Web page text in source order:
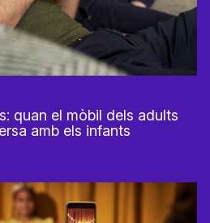
quan el mòbil dels adults
amb els infants